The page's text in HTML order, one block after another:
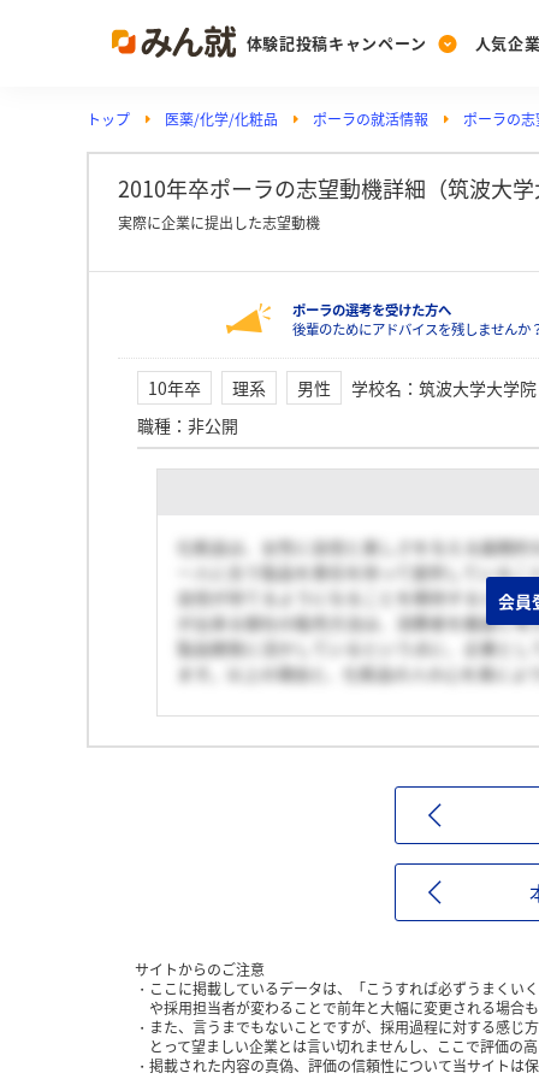
体験記投稿キャンペーン
Post
投稿する
人気企
Ranking
ランキングを見る
Vote
投票する
PickUp
注目の企業特集
トップ 医薬/化学/化粧品 ポーラの就活情報 ポーラの
2010年卒ポーラの志望動機詳細（筑波大
実際に企業に提出した志望動機
ポーラの選考を受けた方へ
後輩のためにアドバイスを残しません
10年卒 理系 男性 学校名 ： 筑波大学大学院
職種 ： 非公開
化粧品は、女性に自信と美しさを与える画期
一人に合う製品を責任を持って提供している
自信が持てるようになることを期待すると思
が出来る御社の販売方法は、消費者を親身に
製品開発に活かしているという点に、企業と
ます。以上の理由と、化粧品の人の心を美に
会員
サイトからのご注意
ここに掲載しているデータは、「こうすれば必ずうまくい
や採用担当者が変わることで前年と大幅に変更される場合
また、言うまでもないことですが、採用過程に対する感じ
とって望ましい企業とは言い切れませんし、ここで評価の
掲載された内容の真偽、評価の信頼性について当サイトは